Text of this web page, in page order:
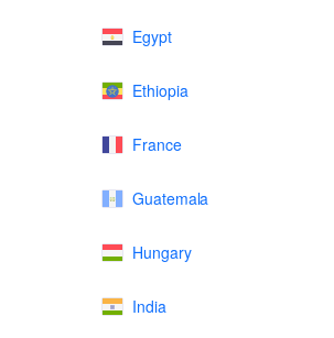
Egypt
Ethiopia
France
Guatemala
Hungary
India